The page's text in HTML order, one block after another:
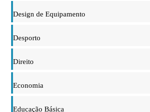
Design de Equipamento
Desporto
Direito
Economia
Educação Básica